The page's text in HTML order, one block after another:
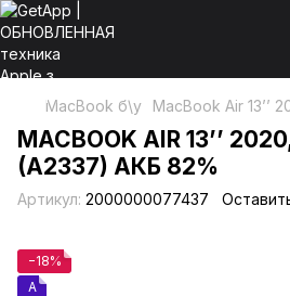
MacBook б\у MacBook Air 13’’
MACBOOK AIR 13’’
(A2337) АКБ 82%
Артикул: 2000000077437
−18%
A